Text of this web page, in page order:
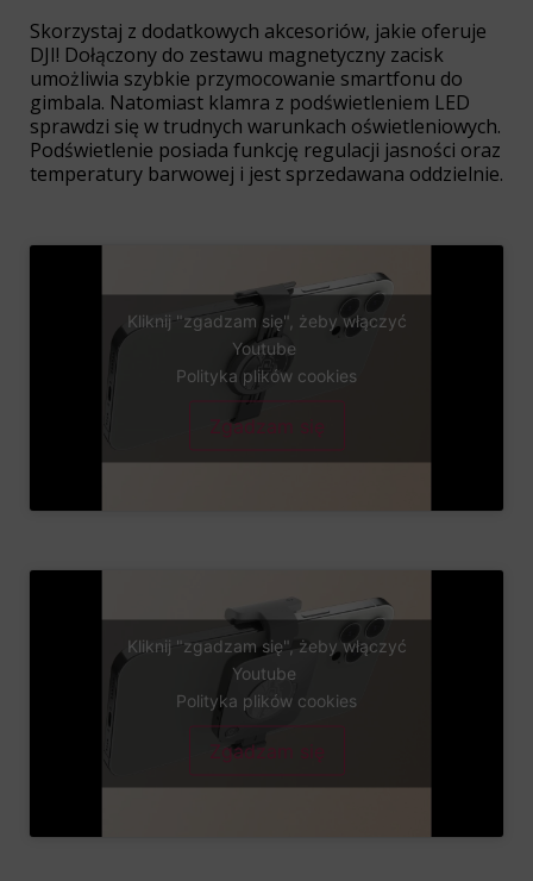
Skorzystaj z dodatkowych akcesoriów, jakie oferuje
DJI! Dołączony do zestawu magnetyczny zacisk
umożliwia szybkie przymocowanie smartfonu do
gimbala. Natomiast klamra z podświetleniem LED
sprawdzi się w trudnych warunkach oświetleniowych.
Podświetlenie posiada funkcję regulacji jasności oraz
temperatury barwowej i jest sprzedawana oddzielnie.
Kliknij "zgadzam się", żeby włączyć
Youtube
Polityka plików cookies
Zgadzam się
Kliknij "zgadzam się", żeby włączyć
Youtube
Polityka plików cookies
Zgadzam się